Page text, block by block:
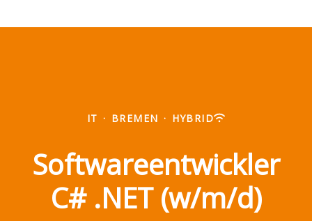
IT · BREMEN · HYBRID
Softwareentwickler
C# .NET (w/m/d)